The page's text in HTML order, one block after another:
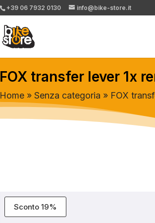
+39 06 7932 0130 info@bike-store.it
FOX transfer lever 1x
Home »Senza categoria » FOX
Sconto 19%